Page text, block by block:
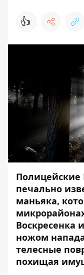
👍
Полицейские
печально
маньяка,
Воскресенка
ножом
телесные
похищая